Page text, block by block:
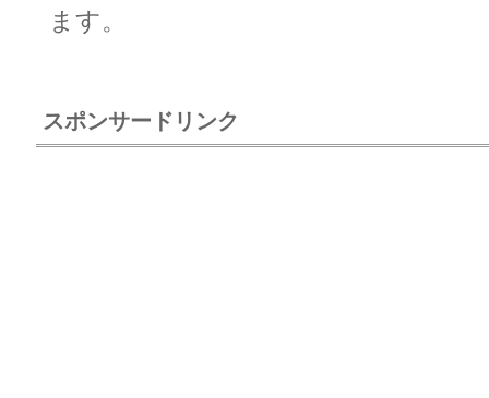
ます。
スポンサードリンク